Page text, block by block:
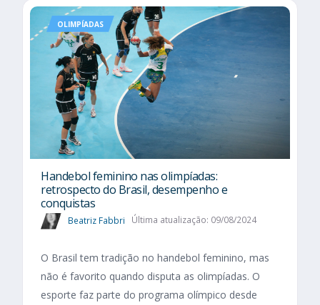
OLIMPÍADAS
Handebol feminino nas olimpíadas:
retrospecto do Brasil, desempenho e
conquistas
Beatriz Fabbri Última atualização: 09/08/2024
O Brasil tem tradição no handebol feminino, mas
não é favorito quando disputa as olimpíadas. O
esporte faz parte do programa olímpico desde